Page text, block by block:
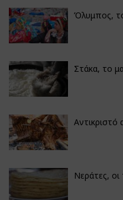
Όλυμπος,
Στάκα, το
Νεράτες,